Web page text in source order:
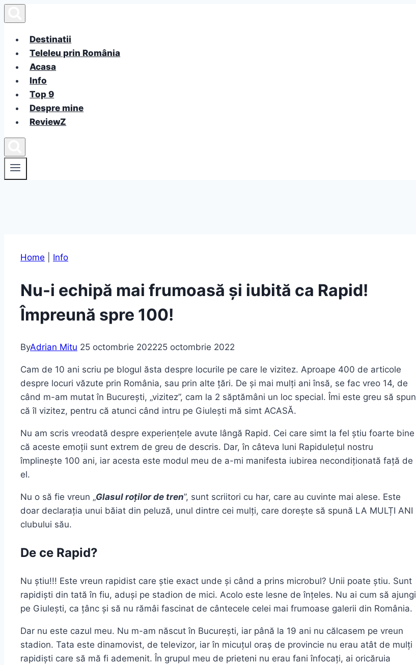
to
contentDestinatii
Teleleu prin România
Acasa
Info
Top 9
Despre mine
ReviewZ
Home Info
Nu-i echipă mai frumoasă și iubită ca Rapid!
Împreună spre 100!
ByAdrian Mitu 25 octombrie 202225 octombrie 2022
Cam de 10 ani scriu pe blogul ăsta despre locurile pe care le vizitez. Aproape 400 de articole
despre locuri văzute prin România, sau prin alte țări. De și mai mulți ani însă, se fac vreo 14, de
când m-am mutat în București, „vizitez”, cam la 2 săptămâni un loc special. Îmi este greu să spun
că îl vizitez, pentru că atunci când intru pe Giulești mă simt ACASĂ.
Nu am scris vreodată despre experiențele avute lângă Rapid. Cei care simt la fel știu foarte bine
că aceste emoții sunt extrem de greu de descris. Dar, în câteva luni Rapidulețul nostru
împlinește 100 ani, iar acesta este modul meu de a-mi manifesta iubirea necondiționată față de
el.
Nu o să fie vreun „Glasul roților de tren”, sunt scriitori cu har, care au cuvinte mai alese. Este
doar declarația unui băiat din peluză, unul dintre cei mulți, care dorește să spună LA MULȚI ANI
clubului său.
De ce Rapid?
Nu știu!!! Este vreun rapidist care știe exact unde și când a prins microbul? Unii poate știu. Sunt
rapidiști din tată în fiu, aduși pe stadion de mici. Acolo este lesne de înțeles. Nu ai cum să ajungi
pe Giulești, ca țânc și să nu rămâi fascinat de cântecele celei mai frumoase galerii din România.
Dar nu este cazul meu. Nu m-am născut în București, iar până la 19 ani nu călcasem pe vreun
stadion. Tata este dinamovist, de televizor, iar în micuțul oraș de provincie nu erau atât de mulți
rapidiști care să mă fi ademenit. În grupul meu de prieteni nu erau fani înfocați, ai oricăruia